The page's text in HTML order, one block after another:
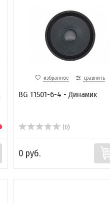
избранное сравнить
BG T1501-6-4 - Динамик
(0)
0 руб.